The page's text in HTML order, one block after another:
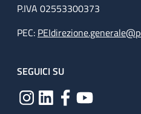
P.IVA 02553300373
PEC:
SEGUICI SU